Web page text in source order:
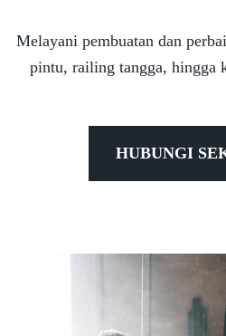
Melayani pembuatan dan
pintu, railing tangga, hingga
HUBUNGI